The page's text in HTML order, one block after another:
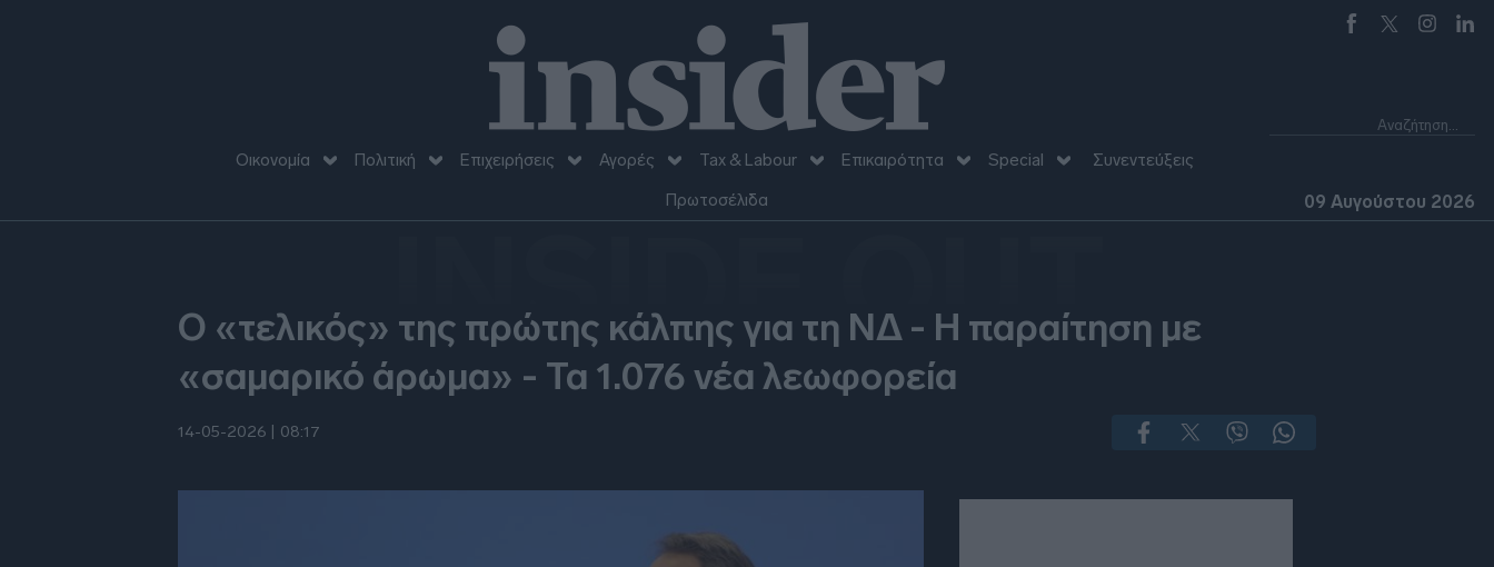
Οικονομία Πολιτική Επιχειρήσεις Αγορές Tax & Labour Επικαιρότητα Special
Συνεντεύξεις
Πρωτοσέλιδα
09 Αυγούστου 2026
INSIDE OUT
Ο «τελικός» της πρώτης κάλπης για τη ΝΔ - Η παραίτηση με
«σαμαρικό άρωμα» - Τα 1.076 νέα λεωφορεία
14-05-2026 | 08:17